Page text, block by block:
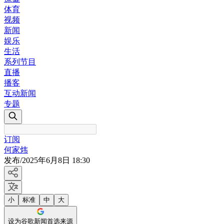
体育
视频
新闻
娱乐
生活
系列节目
直播
播客
互动新闻
专题
订阅
何家炜
发布/2025年6月8日 18:30
小 标准 中 大
设为谷歌新闻首选来源